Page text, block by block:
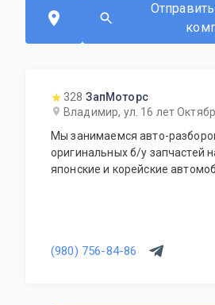
328 ЗапМоторс
Владимир, ул. 16 лет
Мы занимаемся авто-
оригинальных б/у запчастей
японские и корейские
(980) 756-84-86